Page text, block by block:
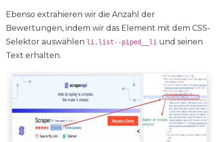
Ebenso extrahieren wir die Anzahl der
Bewertungen, indem wir das Element mit dem CSS-
Selektor auswählen li.list--piped__li und seinen
Text erhalten.